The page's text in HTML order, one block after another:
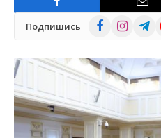
Подпишись FacebookInstagram